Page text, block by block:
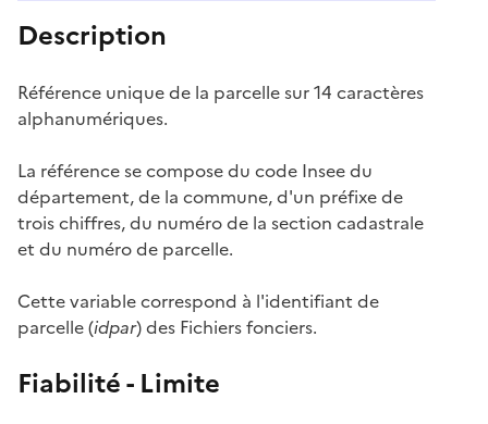
Description
Référence unique de la parcelle sur 14 caractères
alphanumériques.
La référence se compose du code Insee du
département, de la commune, d'un préfixe de
trois chiffres, du numéro de la section cadastrale
et du numéro de parcelle.
Cette variable correspond à l'identifiant de
parcelle (idpar) des Fichiers fonciers.
Fiabilité - Limite